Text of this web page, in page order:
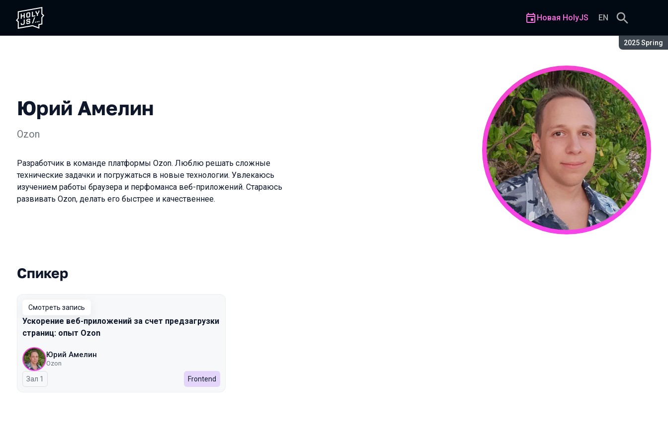
Сезон:
2025 Spring
Новая HolyJS EN
Юрий Амелин
Ozon
Разработчик в команде платформы Ozon. Люблю решать сложные
технические задачки и погружаться в новые технологии. Увлекаюсь
изучением работы браузера и перфоманса веб-приложений. Стараюсь
развивать Ozon, делать его быстрее и качественнее.
Выступления в сезоне 2025 Spring
Спикер
Смотреть запись
Ускорение веб-приложений за счет предзагрузки
страниц: опыт Ozon
Юрий Амелин
Ozon
Зал 1 Frontend